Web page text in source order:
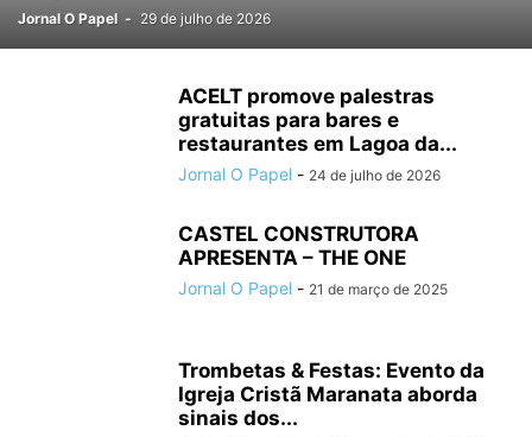
Jornal O Papel - 29 de julho de 2026
ACELT promove palestras
gratuitas para bares e
restaurantes em Lagoa da...
Jornal O Papel - 24 de julho de 2026
CASTEL CONSTRUTORA
APRESENTA – THE ONE
Jornal O Papel - 21 de março de 2025
Trombetas & Festas: Evento da
Igreja Cristã Maranata aborda
sinais dos...